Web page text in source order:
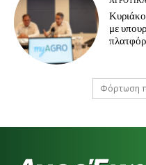
με
Φόρτωση